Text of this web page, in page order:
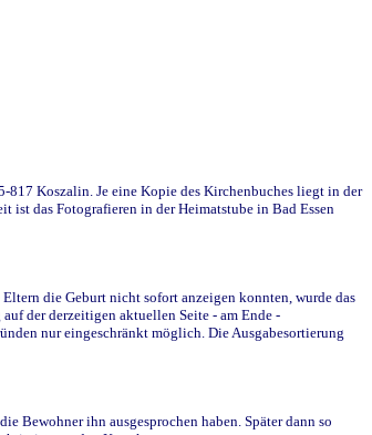
Koszalin. Je eine Kopie des Kirchenbuches liegt in der
ist das Fotografieren in der Heimatstube in Bad Essen
die Geburt nicht sofort anzeigen konnten, wurde das
der derzeitigen aktuellen Seite - am Ende -
nur eingeschränkt möglich. Die Ausgabesortierung
Bewohner ihn ausgesprochen haben. Später dann so